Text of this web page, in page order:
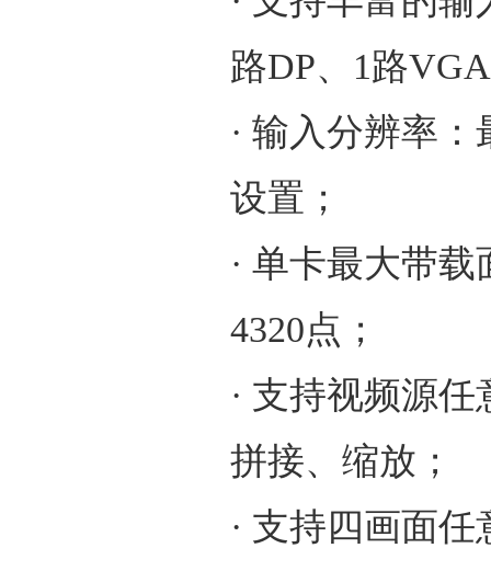
路DP、1路
· 输入分辨率
设置；
· 单卡最大带
4320点；
· 支持视频源
拼接、缩放；
· 支持四画面任